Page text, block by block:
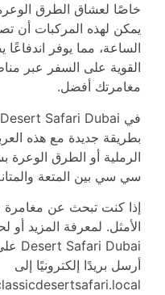
خاصًا لعشاق الطرق الوعرة
الساعة، مما يوفر
القوية على السفر عبر
مغامرتك أفضل.
بطريقة جديدة مع هذه
سي سي بين المتعة
إذا كنت تبحث عن مغامرة
أرسل بريدًا إلكترونيًا إلى